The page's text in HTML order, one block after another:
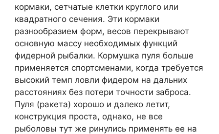
кормаки, сетчатые клетки круглого или
квадратного сечения. Эти кормаки
разнообразием форм, весов перекрывают
основную массу необходимых функций
фидерной рыбалки. Кормушка пуля больше
применяется спортсменами, когда требуется
высокий темп ловли фидером на дальних
расстояниях без потери точности заброса.
Пуля (ракета) хорошо и далеко летит,
конструкция проста, однако, не все
рыболовы тут же ринулись применять ее на